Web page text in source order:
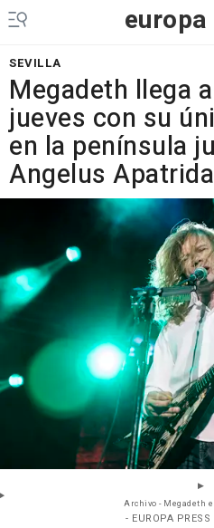
europa
SEVILLA
Megadeth llega
jueves con su
en la península
Angelus Apatrida
Archivo - Megadeth
- EUROPA PRESS